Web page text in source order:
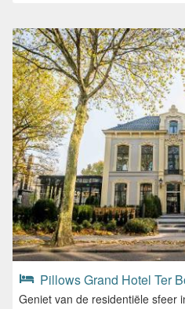
Pillows Grand Hotel Ter
Geniet van de residentiële sfeer